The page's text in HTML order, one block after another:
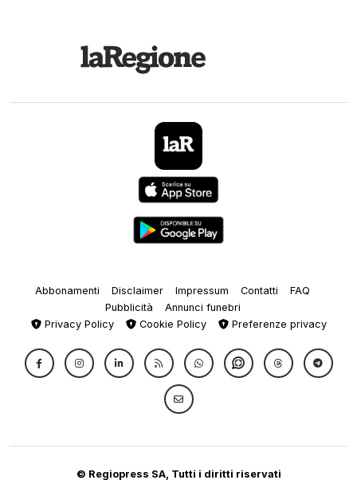
Abbonamenti Disclaimer Impressum Contatti
FAQ
Pubblicità
Annunci funebri
Privacy Policy
Cookie Policy Preferenze privacy
© Regiopress SA, Tutti i diritti riservati